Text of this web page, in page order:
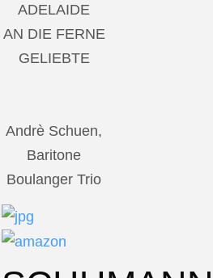
ADELAIDE
AN DIE FERNE
GELIEBTE
Andrè Schuen,
Baritone
Boulanger Trio